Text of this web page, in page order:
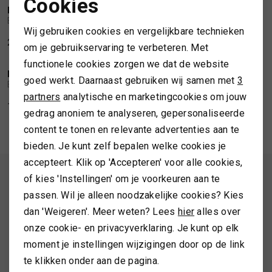
SPORTKLEDING
TASSEN
TOPS EN SHIRTS
TRUIEN
/2
BARBOUR
231,99 289,99 399,99
/2
BARBOUR
Barbour Polarquilt zip-in bodywarmer
144,99
1 /2
BARBOUR
ALTIJD ALS EERSTE OP DE HOOGTE ZIJN?
Schrijf je in en ontvang 10% korting op je 1e bestelling
AANMELDEN
Noodzakelijke cookies
Analytische cookies
Marketing cookies
Cookies
Wij gebruiken cookies en vergelijkbare technieken
om je gebruikservaring te verbeteren. Met
functionele cookies zorgen we dat de website
goed werkt. Daarnaast gebruiken wij samen met 3
partners analytische en marketingcookies om jouw
gedrag anoniem te analyseren, gepersonaliseerde
content te tonen en relevante advertenties aan te
bieden. Je kunt zelf bepalen welke cookies je
accepteert. Klik op 'Accepteren' voor alle cookies,
of kies 'Instellingen' om je voorkeuren aan te
passen. Wil je alleen noodzakelijke cookies? Kies
dan 'Weigeren'. Meer weten? Lees hier alles over
onze cookie- en privacyverklaring. Je kunt op elk
moment je instellingen wijzigingen door op de link
te klikken onder aan de pagina.